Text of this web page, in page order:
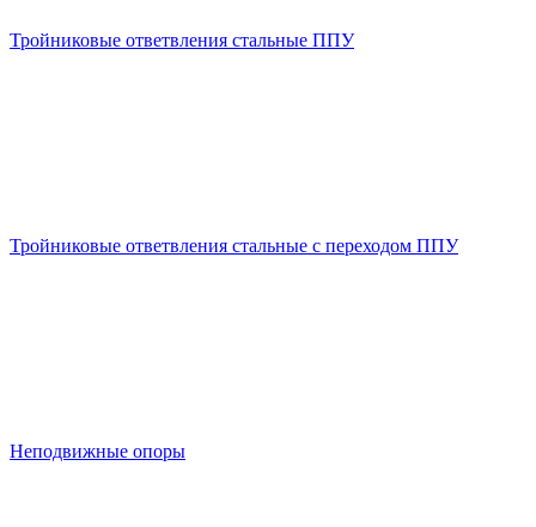
Тройниковые ответвления стальные ППУ
Тройниковые ответвления стальные с переходом ППУ
Неподвижные опоры